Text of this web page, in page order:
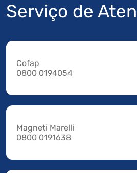
Serviço de
Cofap
0800 0194054
Magneti Marelli
0800 0191638